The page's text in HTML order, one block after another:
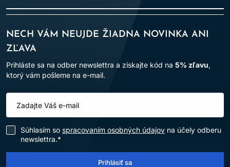
NECH VÁM NEUJDE ŽIADNA NOVINKA ANI
ZĽAVA
Prihláste sa na odber newslettra a získajte kód na 5% zľavu,
ktorý vám pošleme na e-mail.
Súhlasím so spracovaním osobných údajov na účely odberu
newslettra.*
Prihlásiť sa